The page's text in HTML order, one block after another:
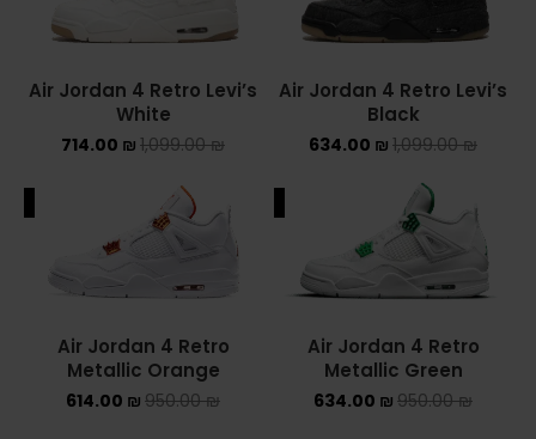
NEW BALANCE 9060
UGG חורף
UGG קיץ
Converse Chuck Taylor All Star
Air Jordan 4 Retro Levi’s
Black
1,099.00₪
634.00 ₪
Air Jordan 4 Retro Levi’s
White
1,099.00₪
714.00 ₪
Air Jordan 4 Retro
Metallic Green
950.00₪
634.00 ₪
Air Jordan 4 Retro
Metallic Orange
950.00₪
614.00 ₪